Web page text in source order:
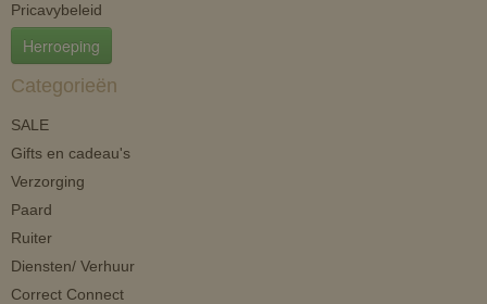
Pricavybeleid
Herroeping
Categorieën
SALE
Gifts en cadeau's
Verzorging
Paard
Ruiter
Diensten/ Verhuur
Correct Connect